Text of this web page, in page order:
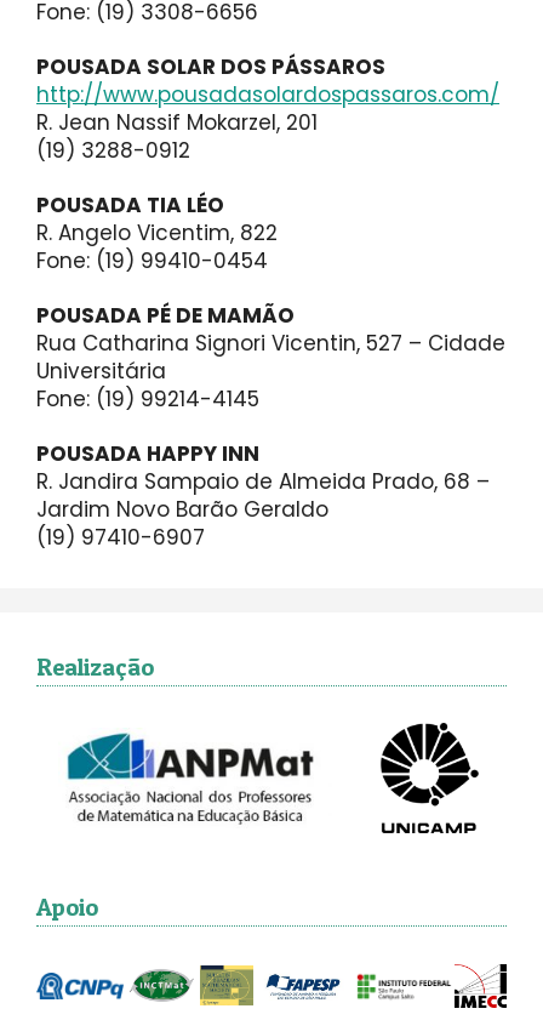
Fone: (19) 3308-6656
POUSADA SOLAR DOS PÁSSAROS
http://www.pousadasolardospassaros.com/
R. Jean Nassif Mokarzel, 201
(19) 3288-0912
POUSADA TIA LÉO
R. Angelo Vicentim, 822
Fone: (19) 99410-0454
POUSADA PÉ DE MAMÃO
Rua Catharina Signori Vicentin, 527 – Cidade
Universitária
Fone: (19) 99214-4145
POUSADA HAPPY INN
R. Jandira Sampaio de Almeida Prado, 68 –
Jardim Novo Barão Geraldo
(19) 97410-6907
Realização
Apoio